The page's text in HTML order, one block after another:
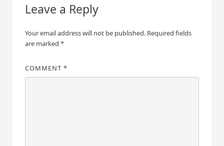
Leave a Reply
Your email address will not be published. Required fields
are marked *
COMMENT *